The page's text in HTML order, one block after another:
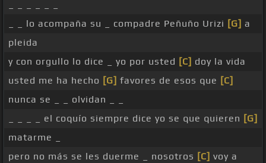
_ _ lo acompaña su _ compadre Peñuño Urizi [G] a
pleida
y con orgullo lo dice _ yo por usted [C] doy la vida
usted me ha hecho [G] favores de esos que [C]
nunca se _ _ olvidan _ _
_ _ _ _ el coquío siempre dice yo se que quieren [G]
matarme _
pero no más se les duerme _ nosotros [C] voy a